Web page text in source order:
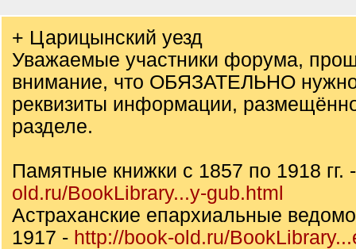
+ Царицынский уезд
Уважаемые участники форума,
внимание, что ОБЯЗАТЕЛЬНО нужно
реквизиты информации,
разделе.
Памятные книжки с 1857 по 1918 гг.
old.ru/BookLibrary...y-gub.html
Астраханские епархиальные
1917 - http://book-old.ru/